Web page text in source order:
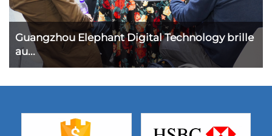
Guangzhou Elephant Digital Technology brille
au...